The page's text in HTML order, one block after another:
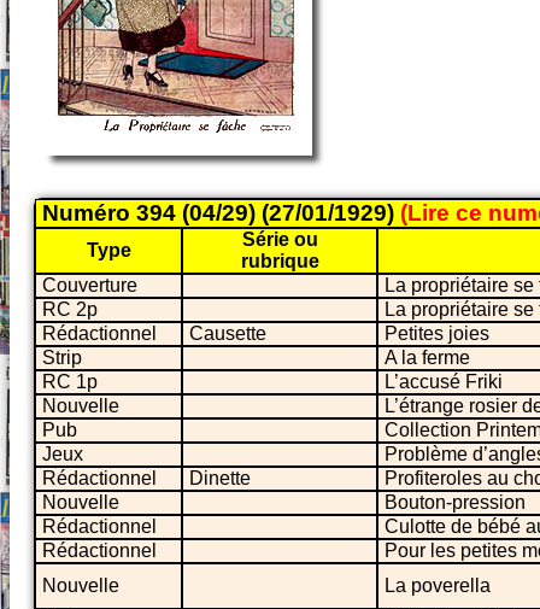
Numéro 394 (04/29) (27/01/1929) (Lire ce
Type
Série ou
rubrique
Couverture
La propriétaire se
RC 2p
La propriétaire se
Rédactionnel
Causette
Petites joies
Strip
A la ferme
RC 1p
L’accusé Friki
Nouvelle
L’étrange rosier
Pub
Collection
Jeux
Problème
Rédactionnel
Dinette
Profiteroles au
Nouvelle
Bouton-pression
Rédactionnel
Culotte de bébé
Rédactionnel
Pour les petites
Nouvelle
La poverella